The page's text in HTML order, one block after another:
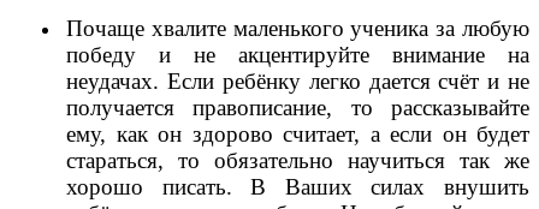
Почаще хвалите маленького ученика за любую
победу и не акцентируйте внимание на
неудачах. Если ребёнку легко дается счёт и не
получается правописание, то рассказывайте
ему, как он здорово считает, а если он будет
стараться, то обязательно научиться так же
хорошо писать. В Ваших силах внушить